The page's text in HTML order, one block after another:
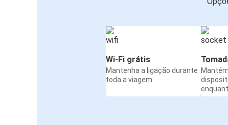
Wi-Fi grátis
Mantenha a ligação durante
toda a viagem